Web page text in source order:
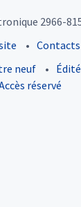
2966-
Contacts
neuf
réservé